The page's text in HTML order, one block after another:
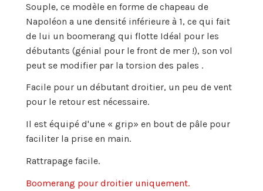
Souple, ce modèle en forme de chapeau de
Napoléon a une densité inférieure à 1, ce qui fait
de lui un boomerang qui flotte Idéal pour les
débutants (génial pour le front de mer !), son vol
peut se modifier par la torsion des pales .
Facile pour un débutant droitier, un peu de vent
pour le retour est nécessaire.
Il est équipé d'une « grip» en bout de pâle pour
faciliter la prise en main.
Rattrapage facile.
Boomerang pour droitier uniquement.